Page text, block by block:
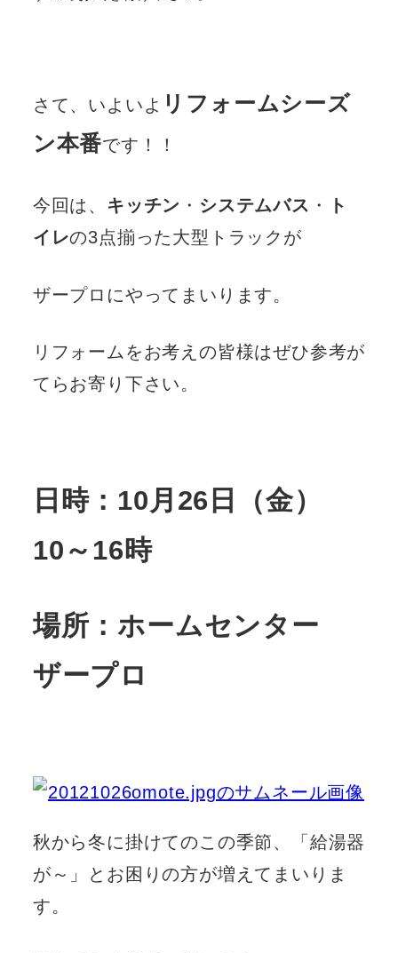
さて、いよいよ リフォームシーズ
ン本番です！！
今回は、 キッチン ・ システムバス ・
ト
イレの3点揃った大型トラックが
ザープロにやってまいります。
リフォームをお考えの皆様はぜひ参考が
てらお寄り下さい。
日時：10月26日（金）
10～16時
場所：ホームセンター
ザープロ
秋から冬に掛けてのこの季節、「給湯器
が～」とお困りの方が増えてまいりま
す。